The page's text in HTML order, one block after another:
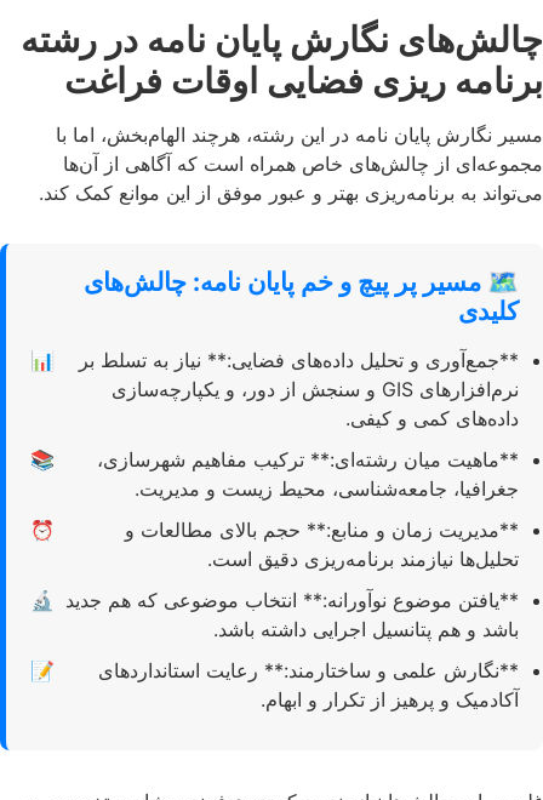
چالش‌های نگارش پایان نامه در رشته
برنامه ریزی فضایی اوقات فراغت
مسیر نگارش پایان نامه در این رشته، هرچند الهام‌بخش، اما با
مجموعه‌ای از چالش‌های خاص همراه است که آگاهی از آن‌ها
می‌تواند به برنامه‌ریزی بهتر و عبور موفق از این موانع کمک کند.
🗺️ مسیر پر پیچ و خم پایان نامه: چالش‌های
کلیدی
📊
**جمع‌آوری و تحلیل داده‌های فضایی:** نیاز به تسلط بر
نرم‌افزارهای GIS و سنجش از دور، و یکپارچه‌سازی
داده‌های کمی و کیفی.
📚
**ماهیت میان رشته‌ای:** ترکیب مفاهیم شهرسازی،
جغرافیا، جامعه‌شناسی، محیط زیست و مدیریت.
⏰
**مدیریت زمان و منابع:** حجم بالای مطالعات و
تحلیل‌ها نیازمند برنامه‌ریزی دقیق است.
🔬
**یافتن موضوع نوآورانه:** انتخاب موضوعی که هم جدید
باشد و هم پتانسیل اجرایی داشته باشد.
📝
**نگارش علمی و ساختارمند:** رعایت استانداردهای
آکادمیک و پرهیز از تکرار و ابهام.